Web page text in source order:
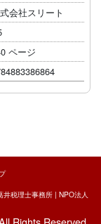
会社スリート
ページ
井税理士事務所 | NPO法人